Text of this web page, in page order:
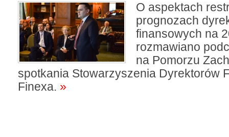
O aspektach
prognozach
finansowych na
rozmawiano
na Pomorzu
spotkania Stowarzyszenia Dyrektorów
Finexa. »